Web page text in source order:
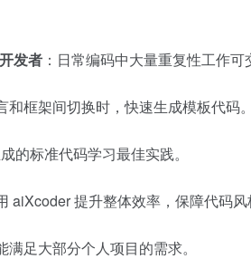
发者 ：日常编码中大量重复性工作可
和框架间切换时，快速生成模板代码。
的标准代码学习最佳实践。
aiXcoder 提升整体效率，保障代码风
满足大部分个人项目的需求。